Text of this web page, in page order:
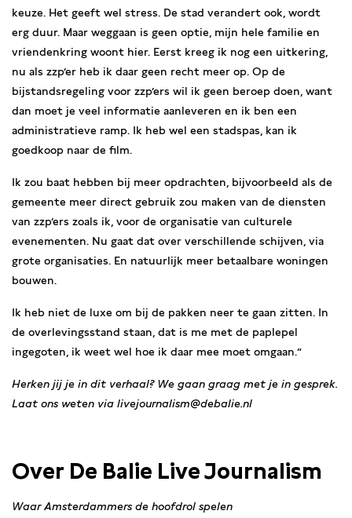
keuze. Het geeft wel stress. De stad verandert ook, wordt
erg duur. Maar weggaan is geen optie, mijn hele familie en
vriendenkring woont hier. Eerst kreeg ik nog een uitkering,
nu als zzp’er heb ik daar geen recht meer op. Op de
bijstandsregeling voor zzp’ers wil ik geen beroep doen, want
dan moet je veel informatie aanleveren en ik ben een
administratieve ramp. Ik heb wel een stadspas, kan ik
goedkoop naar de film.
Ik zou baat hebben bij meer opdrachten, bijvoorbeeld als de
gemeente meer direct gebruik zou maken van de diensten
van zzp’ers zoals ik, voor de organisatie van culturele
evenementen. Nu gaat dat over verschillende schijven, via
grote organisaties. En natuurlijk meer betaalbare woningen
bouwen.
Ik heb niet de luxe om bij de pakken neer te gaan zitten. In
de overlevingsstand staan, dat is me met de paplepel
ingegoten, ik weet wel hoe ik daar mee moet omgaan.”
Herken jij je in dit verhaal? We gaan graag met je in gesprek.
Laat ons weten via livejournalism@debalie.nl
Over De Balie Live Journalism
Waar Amsterdammers de hoofdrol spelen